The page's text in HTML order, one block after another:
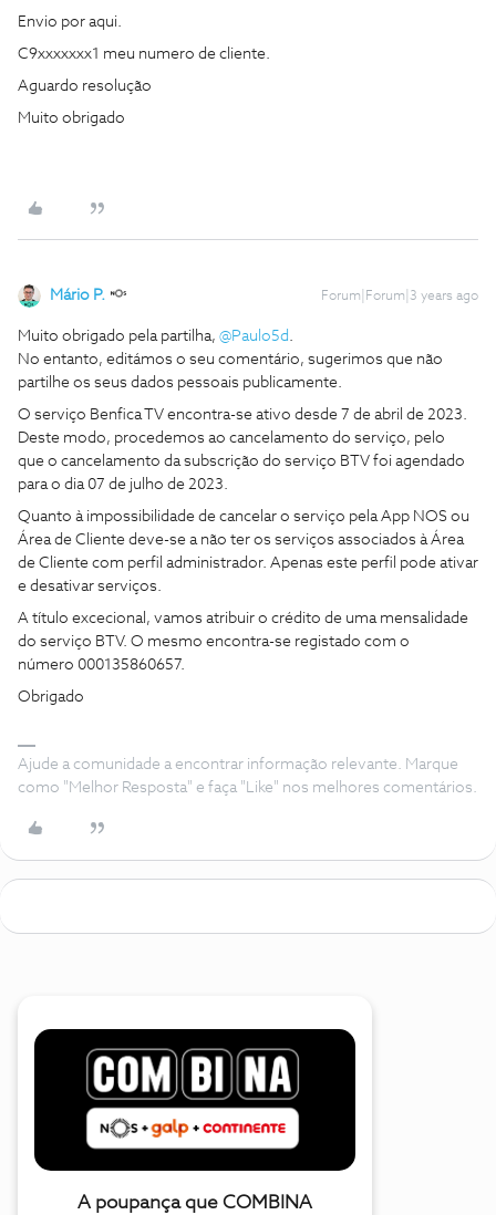
Envio por aqui.
C9xxxxxxx1 meu numero de cliente.
Aguardo resolução
Muito obrigado
Mário P. Forum|Forum|3 years ago
Muito obrigado pela partilha, @Paulo5d.
No entanto, editámos o seu comentário, sugerimos que não
partilhe os seus dados pessoais publicamente.
O serviço Benfica TV encontra-se ativo desde 7 de abril de 2023.
Deste modo, procedemos ao cancelamento do serviço, pelo
que o cancelamento da subscrição do serviço BTV foi agendado
para o dia 07 de julho de 2023.
Quanto à impossibilidade de cancelar o serviço pela App NOS ou
Área de Cliente deve-se a não ter os serviços associados à Área
de Cliente com perfil administrador. Apenas este perfil pode ativar
e desativar serviços.
A título excecional, vamos atribuir o crédito de uma mensalidade
do serviço BTV. O mesmo encontra-se registado com o
número 000135860657.
Obrigado
Ajude a comunidade a encontrar informação relevante. Marque
como "Melhor Resposta" e faça "Like" nos melhores comentários.
A poupança que COMBINA